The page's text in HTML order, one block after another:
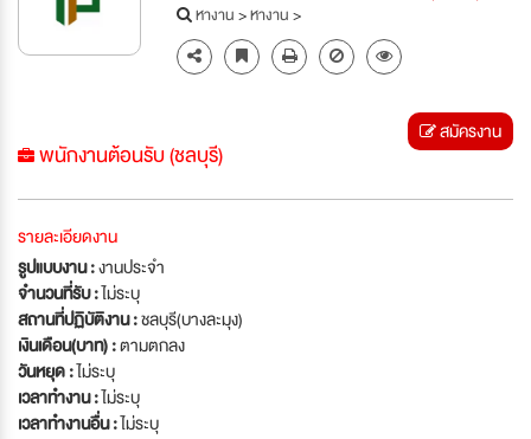
หางาน>หางาน>
พนักงานต้อนรับ (ชลบุรี)
สมัครงาน
รายละเอียดงาน
รูปแบบงาน :งานประจำ
จำนวนที่รับ :ไม่ระบุ
สถานที่ปฏิบัติงาน :ชลบุรี(บางละมุง)
เงินเดือน(บาท) :ตามตกลง
วันหยุด :ไม่ระบุ
เวลาทำงาน :ไม่ระบุ
เวลาทำงานอื่น :ไม่ระบุ